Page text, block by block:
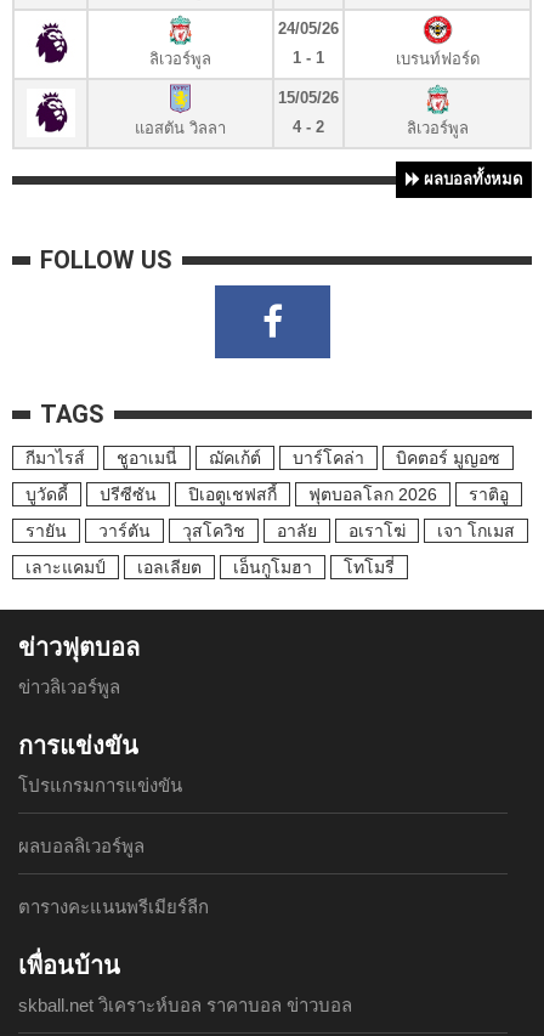
ลิเวอร์พูล
24/05/26
1 - 1
เบรนท์ฟอร์ด
แอสตัน วิลลา
15/05/26
4 - 2
ลิเวอร์พูล
ผลบอลทั้งหมด
FOLLOW US
TAGS
กีมาไรส์ ชูอาเมนี่ ฌัคเก้ต์ บาร์โคล่า
บิคตอร์ มูญอซ
บูวัดดี้
ปรีซีซัน ปิเอตูเชฟสกี้ ฟุตบอลโลก 2026
ราติอู
รายัน
วาร์ตัน วุสโควิช อาลัย อเราโฆ่
เจา โกเมส
เลาะแคมป์
เอลเลียต เอ็นกูโมฮา โทโมรี่
ข่าวฟุตบอล
ข่าวลิเวอร์พูล
การแข่งขัน
โปรแกรมการแข่งขัน
ผลบอลลิเวอร์พูล
ตารางคะแนนพรีเมียร์ลีก
เพื่อนบ้าน
skball.net วิเคราะห์บอล ราคาบอล ข่าวบอล